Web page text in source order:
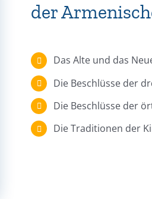
der
Das Alte und das
Die Beschlüsse der
Die Beschlüsse der
Die Traditionen der